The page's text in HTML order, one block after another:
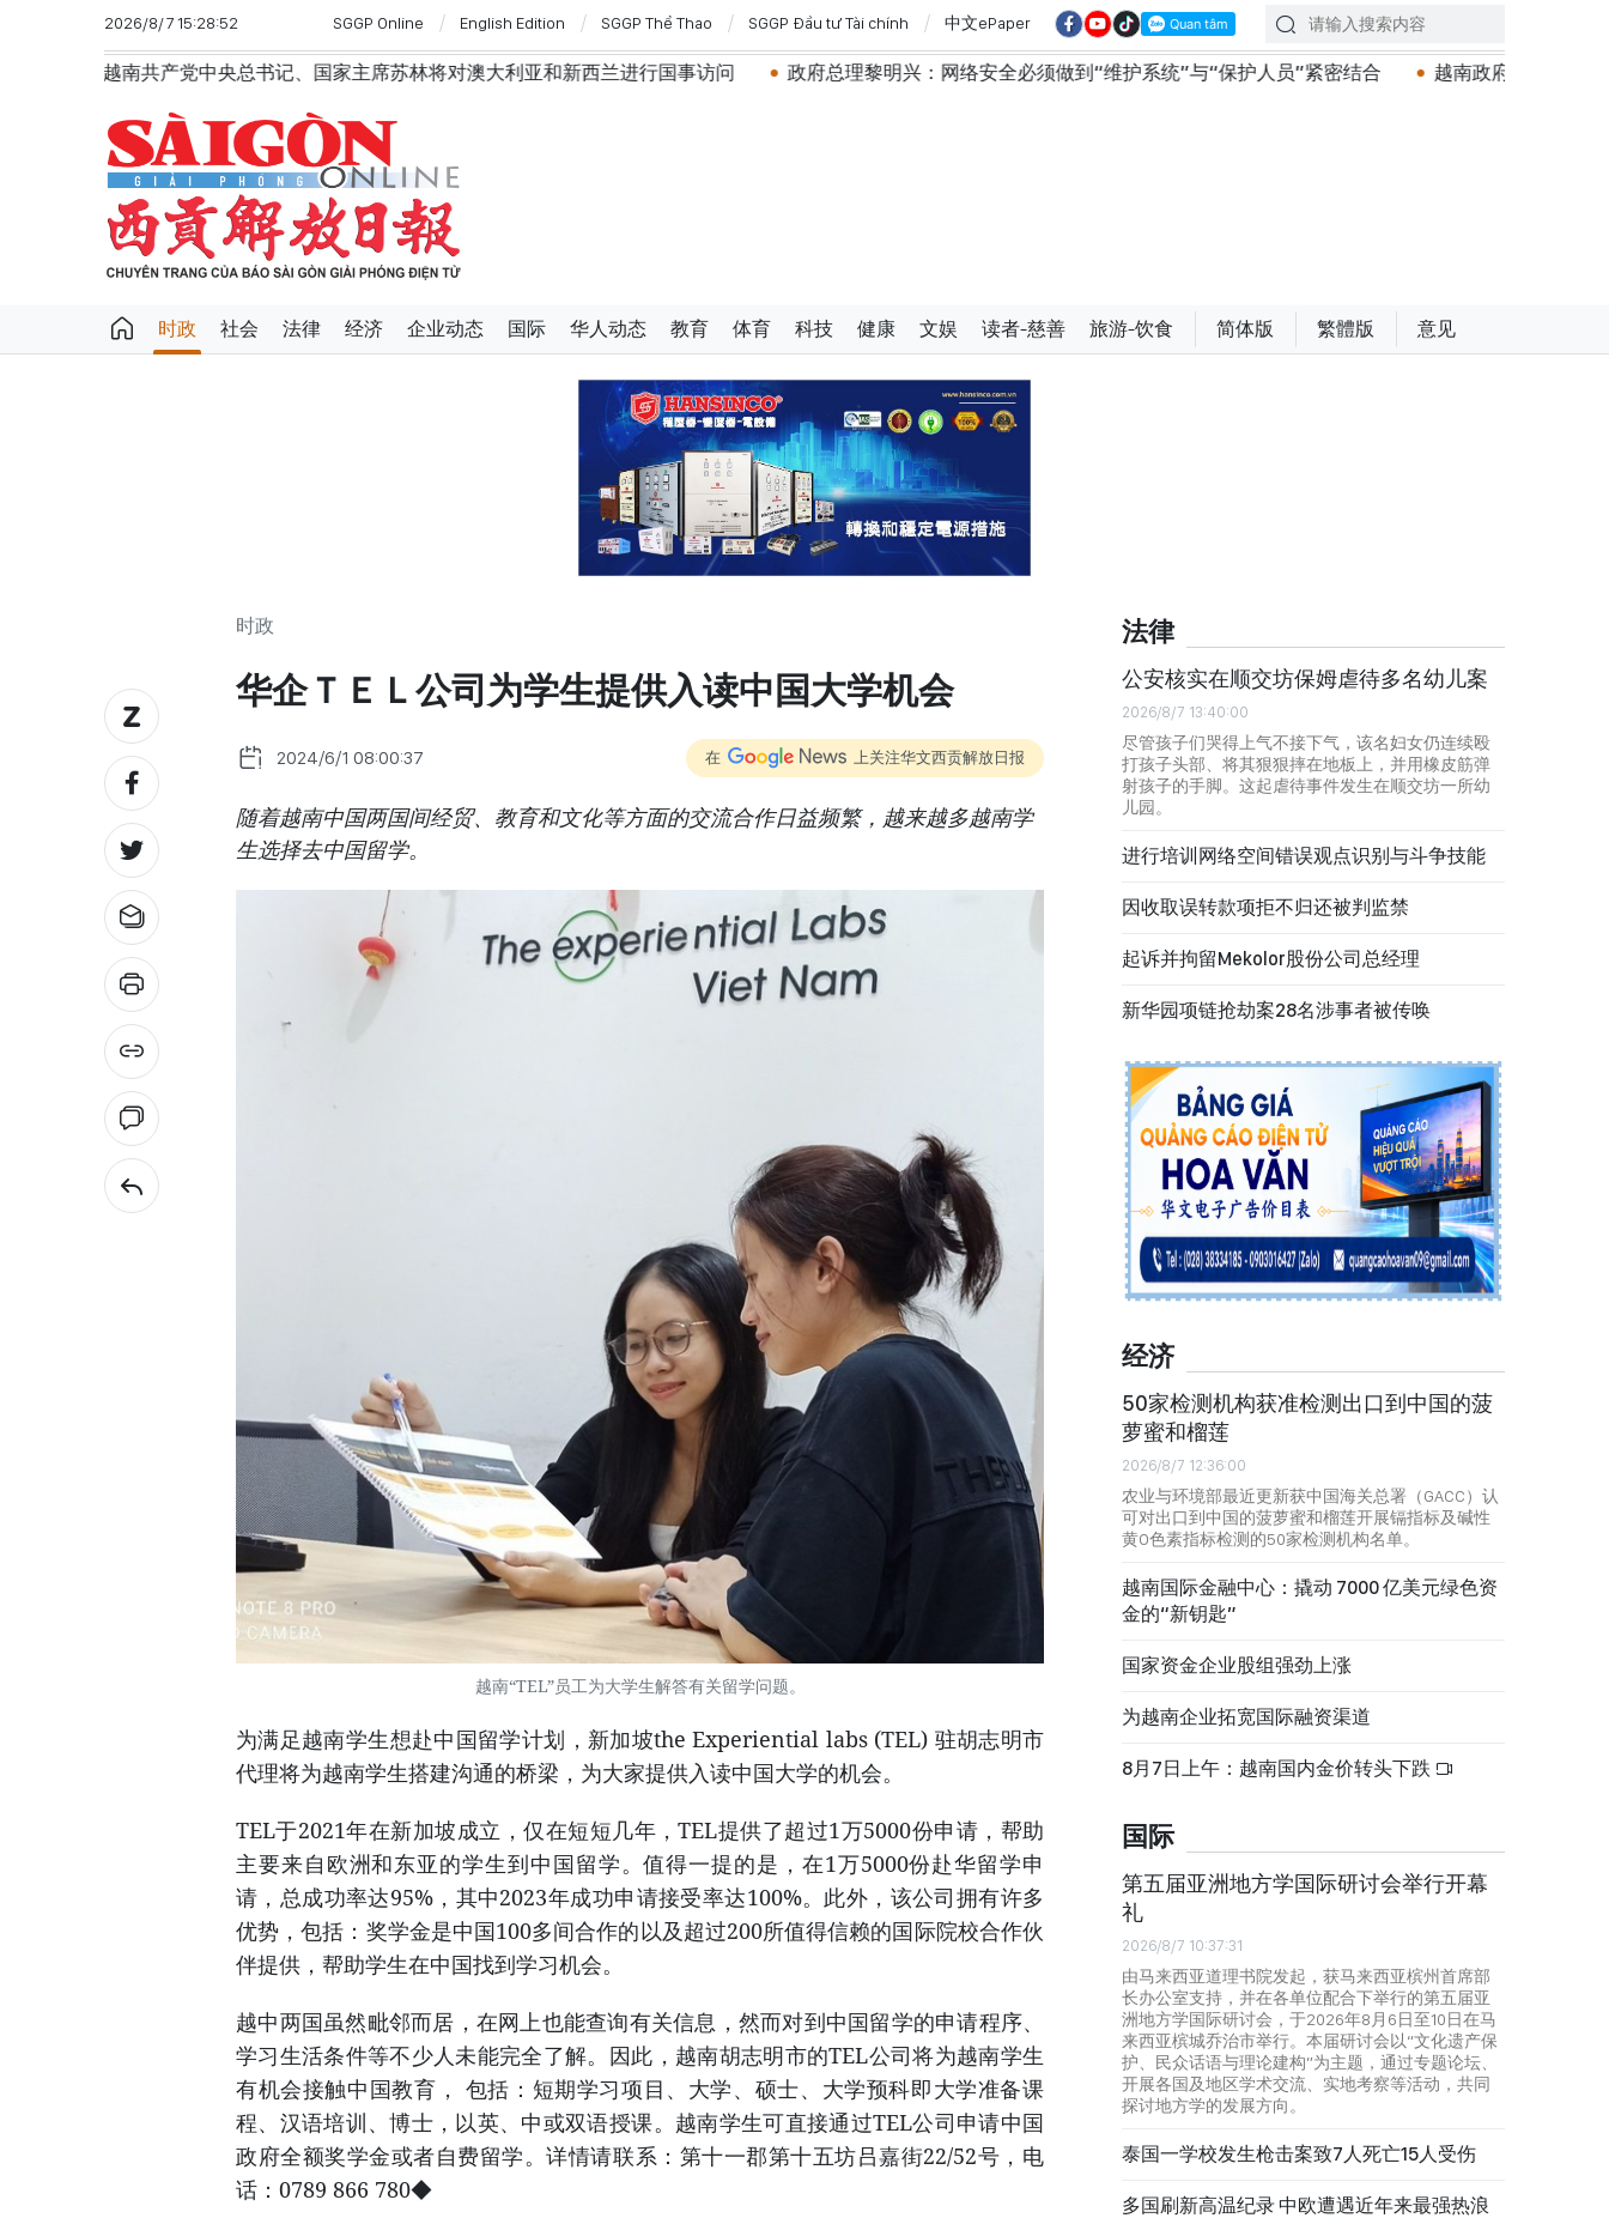
2026/8/7 15:28:52 SGGP Online English Edition SGGP Thể Thao SGGP Đầu tư Tài chính 中文ePaper
中央总书记、国家主席苏林将对澳大利亚和新西兰进行国事访问 政府总理黎明兴：网络安全必须做到“维护系统”与“保护人员”紧密结合 越南政府总理黎明兴会见马来西亚国防部
时政 社会 法律 经济 企业动态 国际 华人动态 教育 体育 科技 健康 文娱 读者-慈善 旅游-饮食 简体版 繁體版 意见
时政
华企ＴＥＬ公司为学生提供入读中国大学机会
2024/6/1 08:00:37 在 上关注华文西贡解放日报
随着越南中国两国间经贸、教育和文化等方面的交流合作日益频繁，越来越多越南学
生选择去中国留学。
越南“TEL”员工为大学生解答有关留学问题。
为满足越南学生想赴中国留学计划，新加坡the Experiential labs (TEL) 驻胡志明市
代理将为越南学生搭建沟通的桥梁，为大家提供入读中国大学的机会。
TEL于2021年在新加坡成立，仅在短短几年，TEL提供了超过1万5000份申请，帮助
主要来自欧洲和东亚的学生到中国留学。值得一提的是，在1万5000份赴华留学申
请，总成功率达95%，其中2023年成功申请接受率达100%。此外，该公司拥有许多
优势，包括：奖学金是中国100多间合作的以及超过200所值得信赖的国际院校合作伙
伴提供，帮助学生在中国找到学习机会。
越中两国虽然毗邻而居，在网上也能查询有关信息，然而对到中国留学的申请程序、
学习生活条件等不少人未能完全了解。因此，越南胡志明市的TEL公司将为越南学生
有机会接触中国教育， 包括：短期学习项目、大学、硕士、大学预科即大学准备课
程、汉语培训、博士，以英、中或双语授课。越南学生可直接通过TEL公司申请中国
政府全额奖学金或者自费留学。详情请联系：第十一郡第十五坊吕嘉街22/52号，电
话：0789 866 780◆
法律
公安核实在顺交坊保姆虐待多名幼儿案
2026/8/7 13:40:00
尽管孩子们哭得上气不接下气，该名妇女仍连续殴
打孩子头部、将其狠狠摔在地板上，并用橡皮筋弹
射孩子的手脚。这起虐待事件发生在顺交坊一所幼
儿园。
进行培训网络空间错误观点识别与斗争技能
因收取误转款项拒不归还被判监禁
起诉并拘留Mekolor股份公司总经理
新华园项链抢劫案28名涉事者被传唤
经济
50家检测机构获准检测出口到中国的菠
萝蜜和榴莲
2026/8/7 12:36:00
农业与环境部最近更新获中国海关总署（GACC）认
可对出口到中国的菠萝蜜和榴莲开展镉指标及碱性
黄O色素指标检测的50家检测机构名单。
越南国际金融中心：撬动 7000 亿美元绿色资
金的“新钥匙”
国家资金企业股组强劲上涨
为越南企业拓宽国际融资渠道
8月7日上午：越南国内金价转头下跌
国际
第五届亚洲地方学国际研讨会举行开幕
礼
2026/8/7 10:37:31
由马来西亚道理书院发起，获马来西亚槟州首席部
长办公室支持，并在各单位配合下举行的第五届亚
洲地方学国际研讨会，于2026年8月6日至10日在马
来西亚槟城乔治市举行。本届研讨会以“文化遗产保
护、民众话语与理论建构”为主题，通过专题论坛、
开展各国及地区学术交流、实地考察等活动，共同
探讨地方学的发展方向。
泰国一学校发生枪击案致7人死亡15人受伤
多国刷新高温纪录 中欧遭遇近年来最强热浪